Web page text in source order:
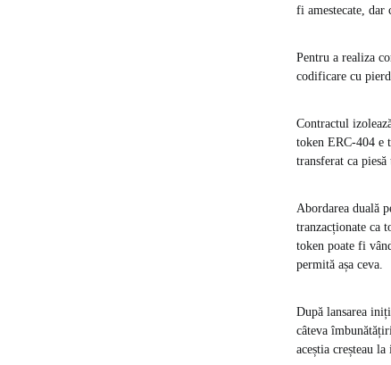
fi amestecate, dar
Pentru a realiza
codificare cu
Contractul
token ERC-404 e
transferat ca
Abordarea duală
tranzacționate ca
token poate fi
permită așa ceva.
După lansarea
câteva
aceștia creșteau